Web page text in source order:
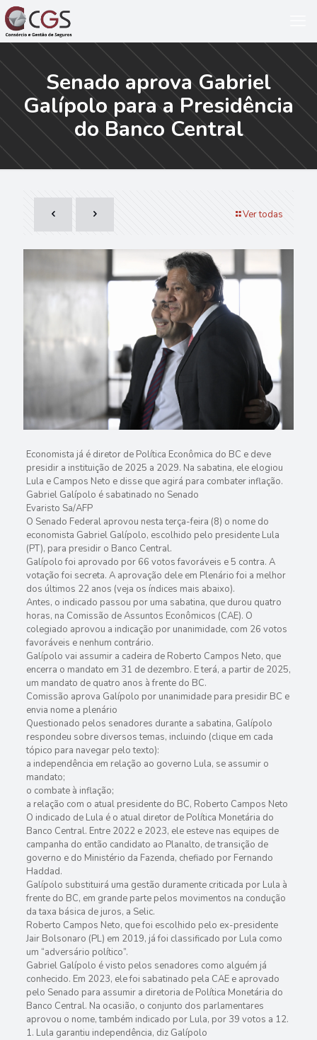
Senado aprova Gabriel
Galípolo para a Presidência
do Banco Central
Ver todas
Economista já é diretor de Política Econômica do BC e deve
presidir a instituição de 2025 a 2029. Na sabatina, ele elogiou
Lula e Campos Neto e disse que agirá para combater inflação.
Gabriel Galípolo é sabatinado no Senado
Evaristo Sa/AFP
O Senado Federal aprovou nesta terça-feira (8) o nome do
economista Gabriel Galípolo, escolhido pelo presidente Lula
(PT), para presidir o Banco Central.
Galípolo foi aprovado por 66 votos favoráveis e 5 contra. A
votação foi secreta. A aprovação dele em Plenário foi a melhor
dos últimos 22 anos (veja os índices mais abaixo).
Antes, o indicado passou por uma sabatina, que durou quatro
horas, na Comissão de Assuntos Econômicos (CAE). O
colegiado aprovou a indicação por unanimidade, com 26 votos
favoráveis e nenhum contrário.
Galípolo vai assumir a cadeira de Roberto Campos Neto, que
encerra o mandato em 31 de dezembro. E terá, a partir de 2025,
um mandato de quatro anos à frente do BC.
Comissão aprova Galípolo por unanimidade para presidir BC e
envia nome a plenário
Questionado pelos senadores durante a sabatina, Galípolo
respondeu sobre diversos temas, incluindo (clique em cada
tópico para navegar pelo texto):
a independência em relação ao governo Lula, se assumir o
mandato;
o combate à inflação;
a relação com o atual presidente do BC, Roberto Campos Neto
O indicado de Lula é o atual diretor de Política Monetária do
Banco Central. Entre 2022 e 2023, ele esteve nas equipes de
campanha do então candidato ao Planalto, de transição de
governo e do Ministério da Fazenda, chefiado por Fernando
Haddad.
Galípolo substituirá uma gestão duramente criticada por Lula à
frente do BC, em grande parte pelos movimentos na condução
da taxa básica de juros, a Selic.
Roberto Campos Neto, que foi escolhido pelo ex-presidente
Jair Bolsonaro (PL) em 2019, já foi classificado por Lula como
um “adversário político”.
Gabriel Galípolo é visto pelos senadores como alguém já
conhecido. Em 2023, ele foi sabatinado pela CAE e aprovado
pelo Senado para assumir a diretoria de Política Monetária do
Banco Central. Na ocasião, o conjunto dos parlamentares
aprovou o nome, também indicado por Lula, por 39 votos a 12.
1. Lula garantiu independência, diz Galípolo